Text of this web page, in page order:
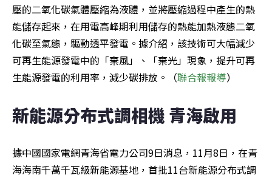
壓的二氧化碳氣體壓縮為液體，並將壓縮過程中產生的熱
能儲存起來，在用電高峰期利用儲存的熱能加熱液態二氧
化碳至氣態，驅動透平發電。據介紹，該技術可大幅減少
可再生能源發電中的「棄風」、「棄光」現象，提升可再
生能源發電的利用率，減少碳排放。（聯合報報導）
新能源分布式調相機 青海啟用
據中國國家電網青海省電力公司9日消息，11月8日，在青
海海南千萬千瓦級新能源基地，首批11台新能源分布式調